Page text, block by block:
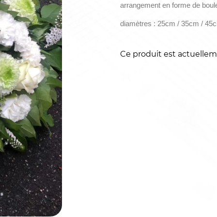
arrangement en forme de
diamètres : 25cm / 35cm /
Ce produit est